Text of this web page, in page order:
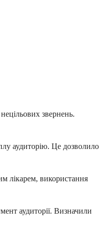
звернень.
аудиторію. Це дозволило
лікарем, використання
аудиторії. Визначили